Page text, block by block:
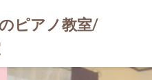
ピアノ教室/